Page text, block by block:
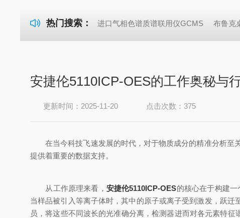
热门搜索： 进口气相色谱质谱联用仪GCMS 布鲁克
安捷伦5110ICP-OES的工作奥秘与
更新时间：2025-11-20 点击次数：375
在当今科技飞速发展的时代，对于物质成分的精准分析至
提供着重要的数据支持。
从工作原理来看， 安捷伦5110ICP-OES的核心在于构建
当样品被引入等离子体时，其中的原子或离子受到激发，跃
员，将这些不同波长的光准确分离，检测器进而对各元素特